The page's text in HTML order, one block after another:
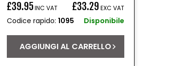
Prezzo
di
£39.95INC VAT £33.29EXC VAT
Codice rapido: 1095 Disponibile
AGGIUNGI AL CARRELLO